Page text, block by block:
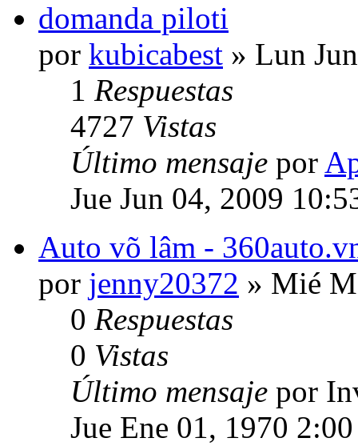
domanda piloti
por kubicabest » Lun
1 Respuestas
4727 Vistas
Último mensaje por
Jue Jun 04, 2009
Auto võ lâm -
por jenny20372 » Mié
0 Respuestas
0 Vistas
Último mensaje por
Jue Ene 01, 1970